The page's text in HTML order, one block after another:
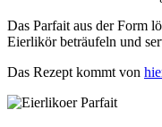
Das Parfait aus der Form
Eierlikör beträufeln und
Das Rezept kommt von